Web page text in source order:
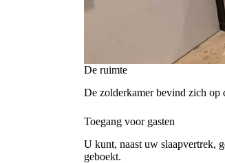
De ruimte
De zolderkamer bevind zich op
Toegang voor gasten
U kunt, naast uw slaapvertrek,
geboekt.